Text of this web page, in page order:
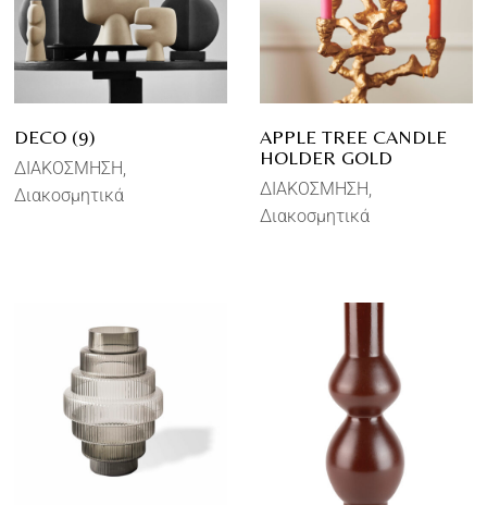
DECO (9)
ΔΙΑΚΟΣΜΗΣΗ
Διακοσμητικά
APPLE TREE CANDLE
HOLDER GOLD
ΔΙΑΚΟΣΜΗΣΗ
Διακοσμητικά